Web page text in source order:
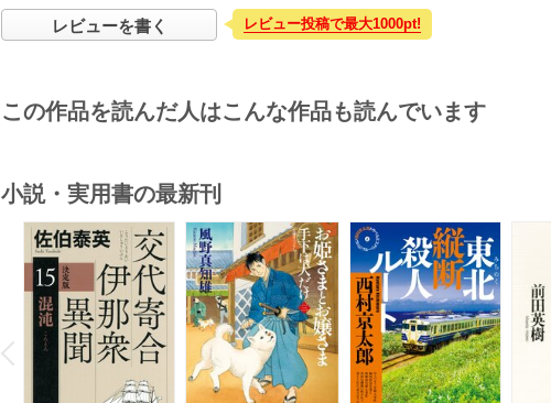
レビューを書く レビュー投稿で最大1000pt!
この作品を読んだ人はこんな作品も読んでいます
小説・実用書の最新刊
P
r
e
i
o
u
s